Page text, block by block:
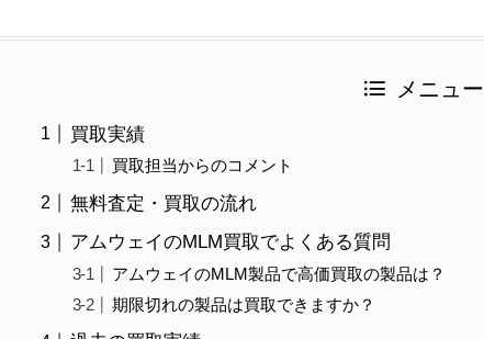
メニュー
買取実績
買取担当からのコメント
無料査定・買取の流れ
アムウェイのMLM買取でよくある質問
アムウェイのMLM製品で高価買取の製品は？
期限切れの製品は買取できますか？